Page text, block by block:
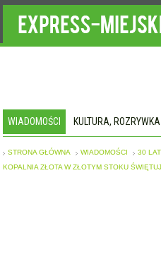
WIADOMOŚCI KULTURA, ROZRYWKA
STRONA GŁÓWNA WIADOMOŚCI
30
KOPALNIA ZŁOTA W ZŁOTYM STOKU